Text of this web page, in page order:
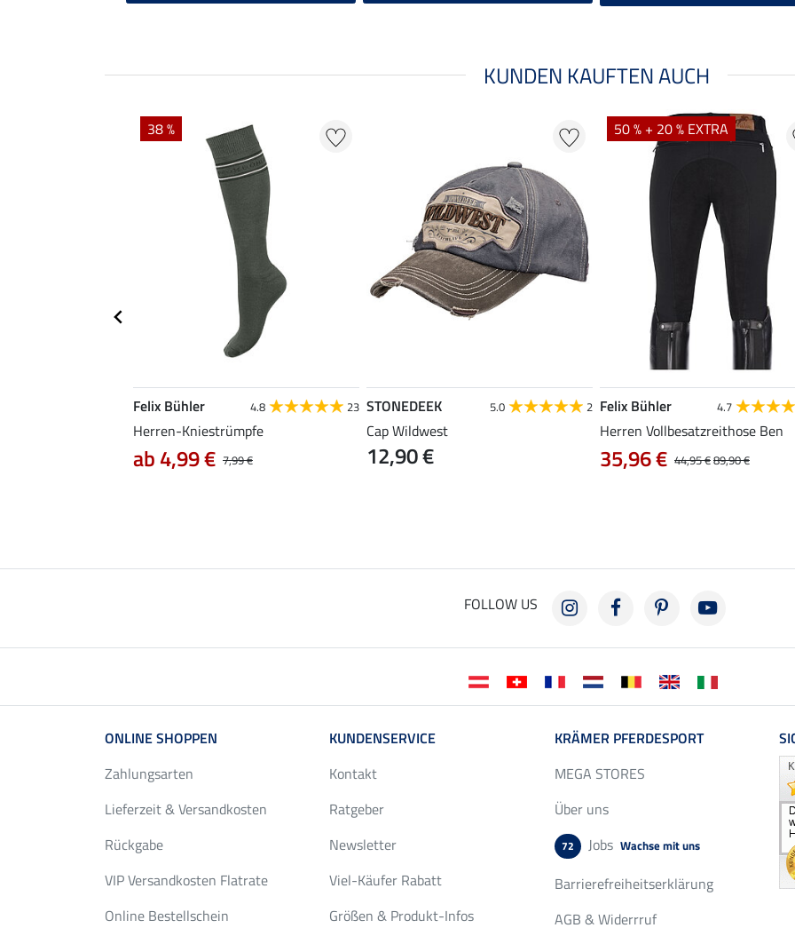
KUNDEN KAUFTEN AUCH
38 %
Felix Bühler 4.8 23
Herren-Kniestrümpfe
7,99 €
ab 4,99 €
STONEDEEK 5.0 2
Cap Wildwest
12,90 €
50 % + 20 % EXTRA
Felix Bühler 4.7
Herren Vollbesatzreithose Ben
44,95 €89,90 €
35,96 €
FOLLOW US
ONLINE SHOPPEN
Zahlungsarten
Lieferzeit & Versandkosten
Rückgabe
VIP Versandkosten Flatrate
Online Bestellschein
KUNDENSERVICE
Kontakt
Ratgeber
Newsletter
Viel-Käufer Rabatt
Größen & Produkt-Infos
KRÄMER PFERDESPORT
MEGA STORES
Über uns
72 Jobs Wachse mit uns
Barrierefreiheitserklärung
AGB & Widerrruf